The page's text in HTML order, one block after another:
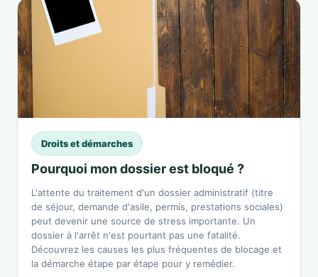
Droits et démarches
Pourquoi mon dossier est bloqué ?
L'attente du traitement d'un dossier administratif (titre
de séjour, demande d'asile, permis, prestations sociales)
peut devenir une source de stress importante. Un
dossier à l'arrêt n'est pourtant pas une fatalité.
Découvrez les causes les plus fréquentes de blocage et
la démarche étape par étape pour y remédier.